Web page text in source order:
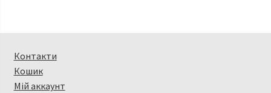
Контакти
Кошик
Мій аккаунт